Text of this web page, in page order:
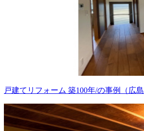
戸建てリフォーム 築100年/の事例（広島